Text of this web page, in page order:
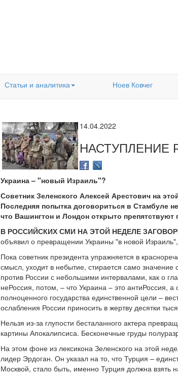
Статьи и аналитика Ноев Ковчег
14.04.2022
НАСТУПЛЕНИЕ
Украина – "новый Израиль"?
Советник Зеленского Алексей Арестович на
Последняя попытка договориться в Стамбуле
что Вашингтон и Лондон открыто
В РОССИЙСКИХ СМИ НА ЭТОЙ НЕДЕЛЕ
объявил о превращении Украины "в новой
Пока советник президента упражняется в
смысл, уходит в небытие, стирается само значение
против России с небольшими интервалами, как о
неРоссия, потом, – что Украина – это антиРоссия,
полноценного государства единственной цели –
ослабления России приносить в жертву десятки
Нельзя из-за глупости бесталанного актера
картины Апокалипсиса. Бесконечные груды
На этом фоне из лексикона Зеленского на этой
лидер Эрдоган. Он указал на то, что Турция –
Москвой, стало быть, именно Турция должна взять